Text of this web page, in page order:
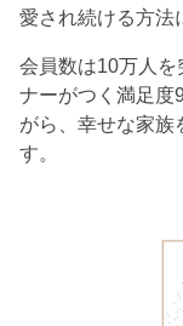
愛され続ける方法
会員数は10万人
ナーがつく満足度
がら、幸せな家族
す。